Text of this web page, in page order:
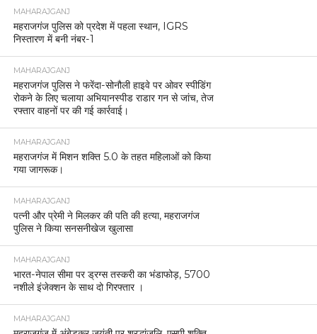
MAHARAJGANJ
महराजगंज पुलिस को प्रदेश में पहला स्थान, IGRS
निस्तारण में बनी नंबर-1
MAHARAJGANJ
महराजगंज पुलिस ने फरेंदा-सोनौली हाइवे पर ओवर स्पीडिंग
रोकने के लिए चलाया अभियानस्पीड राडार गन से जांच, तेज
रफ्तार वाहनों पर की गई कार्रवाई।
MAHARAJGANJ
महराजगंज में मिशन शक्ति 5.0 के तहत महिलाओं को किया
गया जागरूक।
MAHARAJGANJ
पत्नी और प्रेमी ने मिलकर की पति की हत्या, महराजगंज
पुलिस ने किया सनसनीखेज खुलासा
MAHARAJGANJ
भारत-नेपाल सीमा पर ड्रग्स तस्करी का भंडाफोड़, 5700
नशीले इंजेक्शन के साथ दो गिरफ्तार ।
MAHARAJGANJ